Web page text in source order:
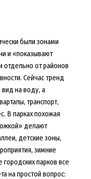
были зонами
и «показывают
от районов
Сейчас тренд
на воду, а
транспорт,
В парках похожая
делают
детские зоны,
зимние
парков все
на простой вопрос: